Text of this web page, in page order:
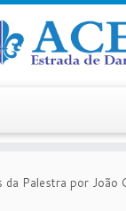
da Palestra por João